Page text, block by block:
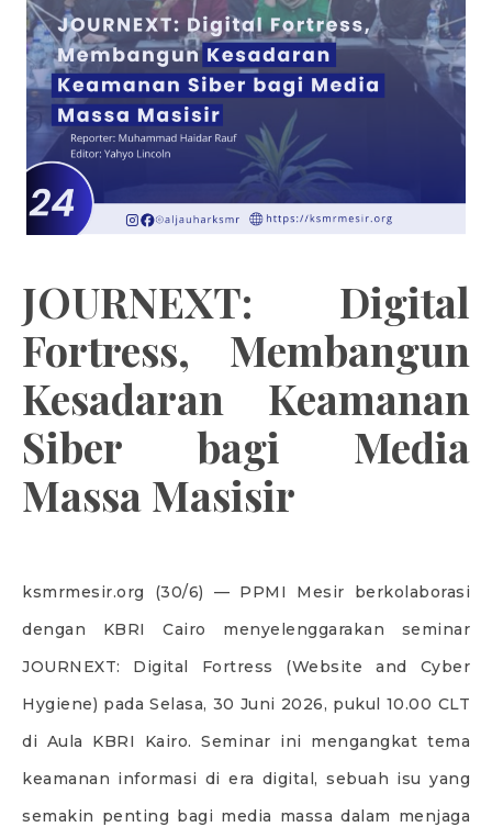
JOURNEXT: Digital
Fortress, Membangun
Kesadaran Keamanan
Siber bagi Media
Massa Masisir
ksmrmesir.org (30/6) — PPMI Mesir berkolaborasi
dengan KBRI Cairo menyelenggarakan seminar
JOURNEXT: Digital Fortress (Website and Cyber
Hygiene) pada Selasa, 30 Juni 2026, pukul 10.00 CLT
di Aula KBRI Kairo. Seminar ini mengangkat tema
keamanan informasi di era digital, sebuah isu yang
semakin penting bagi media massa dalam menjaga